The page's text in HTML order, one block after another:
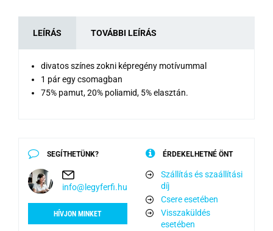
LEÍRÁS TOVÁBBI LEÍRÁS
divatos színes zokni képregény motívummal
1 pár egy csomagban
75% pamut, 20% poliamid, 5% elasztán.
SEGÍTHETÜNK?
info@legyferfi.hu
HÍVJON MINKET
ÉRDEKELHETNÉ ÖNT
Szállítás és szaállítási
díj
Csere esetében
Visszaküldés
esetében